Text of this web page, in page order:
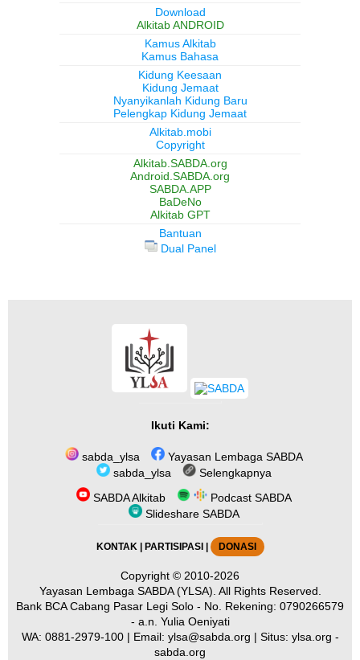
Download
Alkitab ANDROID
Kamus Alkitab
Kamus Bahasa
Kidung Keesaan
Kidung Jemaat
Nyanyikanlah Kidung Baru
Pelengkap Kidung Jemaat
Alkitab.mobi
Copyright
Alkitab.SABDA.org
Android.SABDA.org
SABDA.APP
BaDeNo
Alkitab GPT
Bantuan
Dual Panel
Ikuti Kami:
sabda_ylsa
Yayasan Lembaga SABDA
sabda_ylsa
Selengkapnya
SABDA Alkitab
Podcast SABDA
Slideshare SABDA
KONTAK| PARTISIPASI DONASI
Copyright © 2010-2026
Yayasan Lembaga SABDA (YLSA). All Rights Reserved.
Bank BCA Cabang Pasar Legi Solo - No. Rekening: 0790266579
- a.n. Yulia Oeniyati
WA: 0881-2979-100| Email: ylsa@sabda.org | Situs: ylsa.org -
sabda.org